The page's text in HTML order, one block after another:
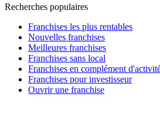
Recherches populaires
Franchises les plus rentables
Nouvelles franchises
Meilleures franchises
Franchises sans local
Franchises en complément
Franchises pour investisseur
Ouvrir une franchise